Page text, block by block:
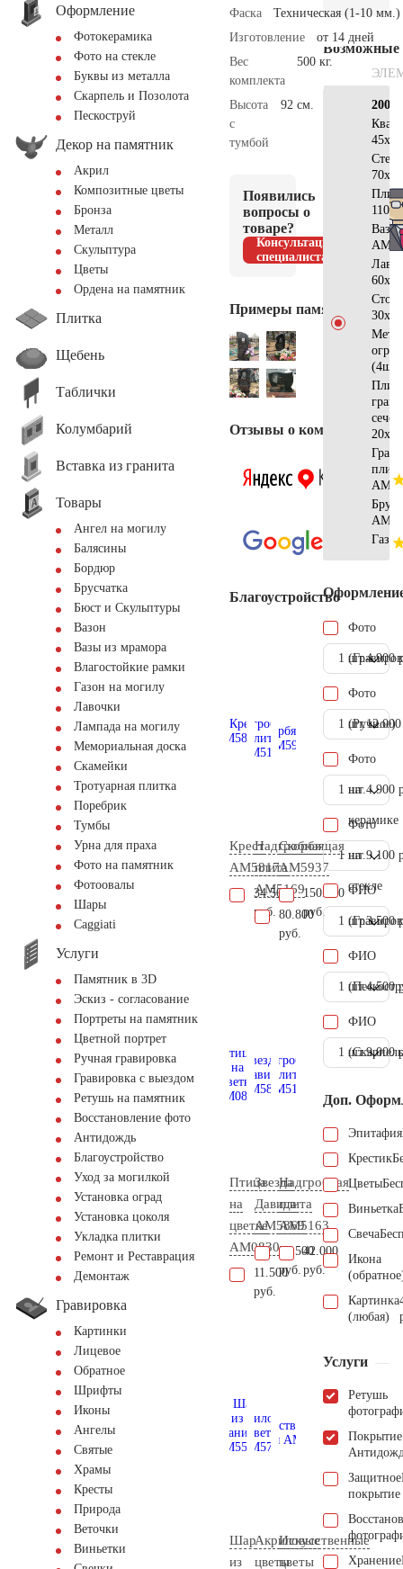
Оформление
Фотокерамика
Фото на стекле
Буквы из металла
Скарпель и Позолота
Пескоструй
Декор на памятник
Акрил
Композитные цветы
Бронза
Металл
Скульптура
Цветы
Ордена на памятник
Плитка
Щебень
Таблички
Колумбарий
Вставка из гранита
Товары
Ангел на могилу
Балясины
Бордюр
Брусчатка
Бюст и Скульптуры
Вазон
Вазы из мрамора
Влагостойкие рамки
Газон на могилу
Лавочки
Лампада на могилу
Мемориальная доска
Скамейки
Тротуарная плитка
Поребрик
Тумбы
Урна для праха
Фото на памятник
Фотоовалы
Шары
Сaggiati
Услуги
Памятник в 3D
Эскиз - согласование
Портреты на памятник
Цветной портрет
Ручная гравировка
Гравировка с выездом
Ретушь на памятник
Восстановление фото
Антидождь
Благоустройство
Уход за могилкой
Установка оград
Установка цоколя
Укладка плитки
Ремонт и Реставрация
Демонтаж
Гравировка
Картинки
Лицевое
Обратное
Шрифты
Иконы
Ангелы
Святые
Храмы
Кресты
Природа
Веточки
Виньетки
Фаска
Техническая (1-10 мм.)
Изготовление
от 14 дней
Вес
комплекта
500 кг.
Высота
с
тумбой
92 см.
Появились
вопросы о
товаре?
Консультация
специалиста
Примеры памятников
Отзывы о компании
Благоустройство
Крест
AM5817
34.500
руб.
Надгробная
плита
AM5169
80.800
руб.
Скорбящая
AM5937
150.900
руб.
Птица
на
цветке
AM0830
11.500
руб.
Звезда
Давида
AM5869
34.500
руб.
Надгробная
плита
AM5163
42.000
руб.
Шар
из
Акриловые
цветы
Искусственные
цветы
Возможные
(4шт)
20х10
Газон
Фото
1 шт.4.900
Фото
(Ручное)
1 шт.
Фото
на
керамике
1 шт. 4.900
Фото
на
стекле
1 шт. 9.100
ФИО
1 шт.3.500
ФИО
1 шт.4.500
ФИО
1 шт.9.000
Доп.
Эпитафия
Крестик
Цветы
Виньетка
Свеча
Икона
Картинка
(любая)
Услуги
Ретушь
Покрытие
Защитное
покрытие
Хранение